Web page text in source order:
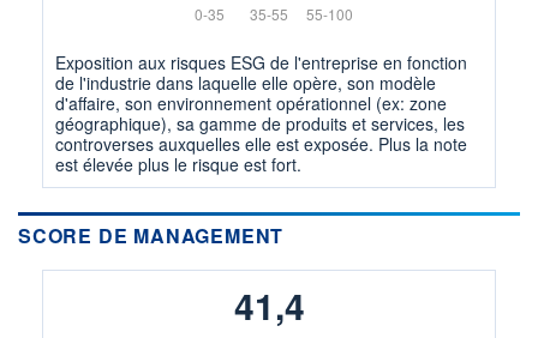
55-100
35-55
0-35
Exposition aux risques ESG de l'entreprise en fonction
de l'industrie dans laquelle elle opère, son modèle
d'affaire, son environnement opérationnel (ex: zone
géographique), sa gamme de produits et services, les
controverses auxquelles elle est exposée. Plus la note
est élevée plus le risque est fort.
SCORE DE MANAGEMENT
41,4